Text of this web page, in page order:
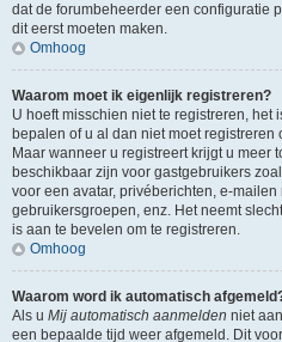
dat de forumbeheerder een configuratie
dit eerst moeten maken.
Omhoog
Waarom moet ik eigenlijk registreren?
U hoeft misschien niet te registreren, het
bepalen of u al dan niet moet
Maar wanneer u registreert krijgt u meer
beschikbaar zijn voor gastgebruikers
voor een avatar, privéberichten, e-
gebruikersgroepen, enz. Het neemt
is aan te bevelen om te registreren.
Omhoog
Waarom word ik automatisch
Als u Mij automatisch aanmelden niet
een bepaalde tijd weer afgemeld. Dit